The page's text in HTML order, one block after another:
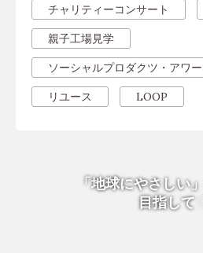
チャリティーコンサート
親子工場見学
ソーシャルプロダクツ・アワ
リユース LOOP
「地球にやさしい
目指して